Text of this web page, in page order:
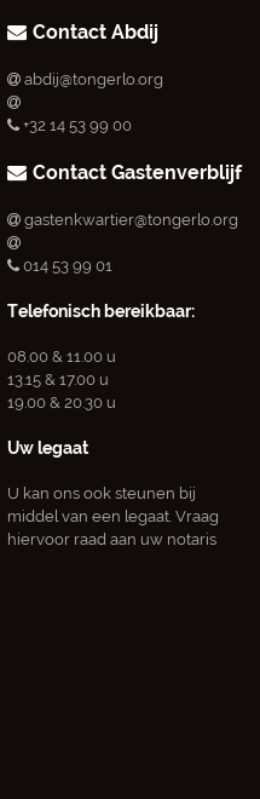
Contact Abdij
abdij@tongerlo.org
+32 14 53 99 00
Contact Gastenverblijf
gastenkwartier@tongerlo.org
014 53 99 01
Telefonisch bereikbaar:
08.00 & 11.00 u
13.15 & 17.00 u
19.00 & 20.30 u
Uw legaat
U kan ons ook steunen bij
middel van een legaat. Vraag
hiervoor raad aan uw notaris